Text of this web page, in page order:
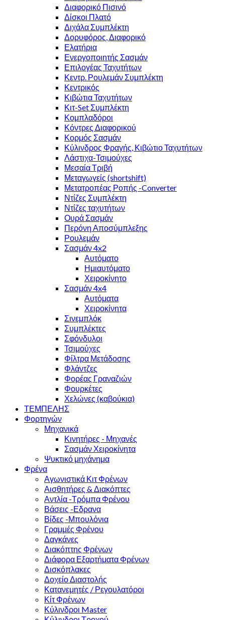
Διαφορικό Πισινό
Δίσκοι Πλατό
Διχάλα Συμπλέκτη
Δορυφόρος, Διαφορικό
Ελατήρια
Ενεργοποιητής Σασμάν
Επιλογέας Ταχυτήτων
Κεντρ. Ρουλεμάν Συμπλέκτη
Κεντρικός
Κιβώτια Ταχυτήτων
Κιτ-Set Συμπλέκτη
Κομπλαδόροι
Κόντρες Διαφορικού
Κορμός Σασμάν
Κύλινδρος Φραγής, Κιβώτιο Ταχυτήτων
Λάστιχα-Τσιμούχες
Μεσαία Τριβή
Μεταγωγείς (shortshift)
Μετατροπέας Ροπής -Converter
Ντίζες Συμπλέκτη
Ντίζες ταχυτήτων
Ουρά Σασμάν
Περόνη Αποσύμπλεξης
Ρουλεμάν
Σασμάν 4x2
Αυτόματο
Ημιαυτόματο
Χειροκίνητο
Σασμάν 4x4
Αυτόματα
Χειροκίνητα
Σινεμπλόκ
Συμπλέκτες
Σφόνδυλοι
Τσιμούχες
Φίλτρα Μετάδοσης
Φλάντζες
Φορέας Γραναζιών
Φουρκέτες
Χελώνες (καβούκια)
ΤΕΜΠΕΛΗΣ
Φορτηγών
Μηχανικά
Κινητήρες - Μηχανές
Σασμάν Χειροκίνητα
Ψυκτικό μηχάνημα
Φρένα
Αγωνιστικά Κιτ Φρένων
Αισθητήρες & Διακόπτες
Αντλία -Τρόμπα Φρένου
Βάσεις -Εδρανα
Βίδες -Μπουλόνια
Γραμμές Φρένου
Δαγκάνες
Διακόπτης Φρένων
Διάφορα Εξαρτήματα Φρένων
Δισκόπλακες
Δοχείο Διαστολής
Κατανεμητές / Ρεγουλατόροι
Κίτ Φρένων
Κύλινδροι Master